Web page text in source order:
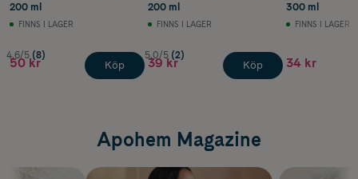
200 ml
FINNS I LAGER
4.6/5 (8)
50 kr Köp
200 ml
FINNS I LAGER
5.0/5 (2)
39 kr Köp
300 ml
FINNS I LAGER
34 kr
Apohem Magazine